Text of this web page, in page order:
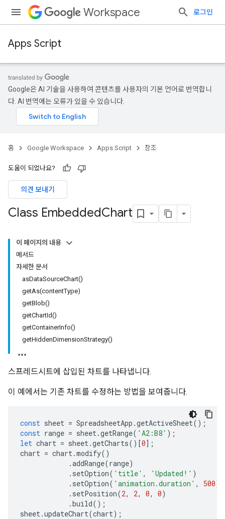
Workspace 로그인
Apps Script
Google은 AI 기술을 사용하여 콘텐츠를 사용자의 기본 언어로 번역합니
다. AI 번역에는 오류가 있을 수 있습니다.
홈 Google Workspace Apps Script 참조
도움이 되었나요?
의견 보내기
Class EmbeddedChart
이 페이지의 내용
메서드
자세한 문서
asDataSourceChart()
getAs(contentType)
getBlob()
getChartId()
getContainerInfo()
getHiddenDimensionStrategy()
스프레드시트에 삽입된 차트를 나타냅니다.
이 예에서는 기존 차트를 수정하는 방법을 보여줍니다.
const sheet = SpreadsheetApp .getActiveSheet();
const range = sheet.getRange( 'A2:B8' );
let chart = sheet.getCharts()[0];
chart = chart.modify()
.addRange(range)
. setOption( 'title' , 'Updated!' )
. setOption( 'animation.duration' , 500)
. setPosition(2, 2, 0, 0)
.build();
sheet.updateChart(chart);